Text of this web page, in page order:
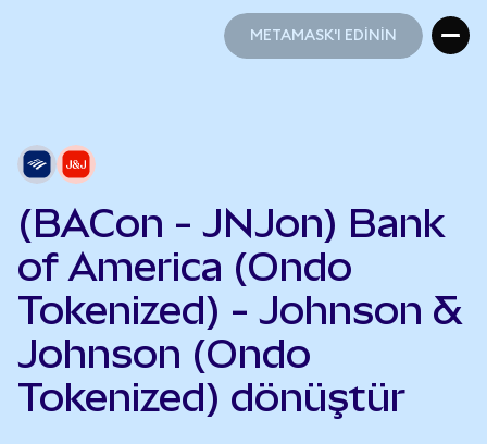
METAMASK'I EDİNİN
(BACon - JNJon) Bank
of America (Ondo
Tokenized) - Johnson &
Johnson (Ondo
Tokenized) dönüştür